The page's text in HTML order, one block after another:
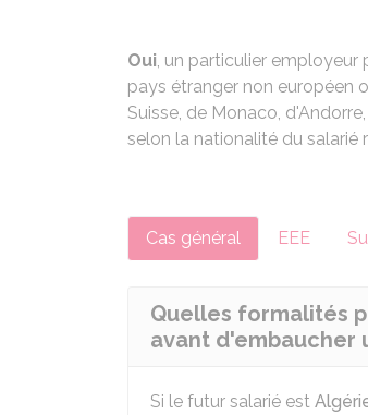
Oui, un particulier employeur
pays étranger non européen
Suisse, de Monaco,
selon la nationalité du salarié
Cas général EEE
Quelles formalités
avant d'embaucher
Si le futur salarié est